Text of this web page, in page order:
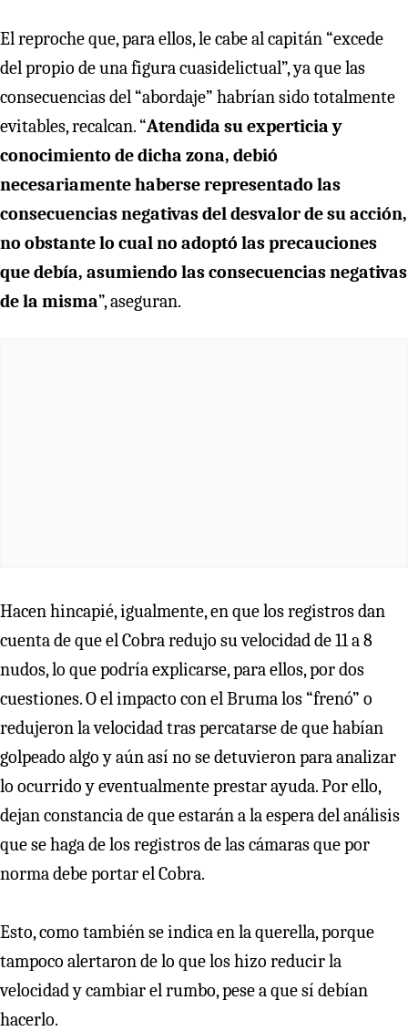
El reproche que, para ellos, le cabe al capitán “excede
del propio de una figura cuasidelictual”, ya que las
consecuencias del “abordaje” habrían sido totalmente
evitables, recalcan. “Atendida su experticia y
conocimiento de dicha zona, debió
necesariamente haberse representado las
consecuencias negativas del desvalor de su acción,
no obstante lo cual no adoptó las precauciones
que debía, asumiendo las consecuencias negativas
de la misma”, aseguran.
Hacen hincapié, igualmente, en que los registros dan
cuenta de que el Cobra redujo su velocidad de 11 a 8
nudos, lo que podría explicarse, para ellos, por dos
cuestiones. O el impacto con el Bruma los “frenó” o
redujeron la velocidad tras percatarse de que habían
golpeado algo y aún así no se detuvieron para analizar
lo ocurrido y eventualmente prestar ayuda. Por ello,
dejan constancia de que estarán a la espera del análisis
que se haga de los registros de las cámaras que por
norma debe portar el Cobra.
Esto, como también se indica en la querella, porque
tampoco alertaron de lo que los hizo reducir la
velocidad y cambiar el rumbo, pese a que sí debían
hacerlo.